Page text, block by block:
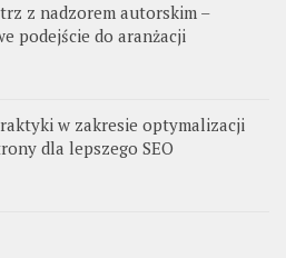
z nadzorem autorskim –
podejście do aranżacji
w zakresie optymalizacji
dla lepszego SEO